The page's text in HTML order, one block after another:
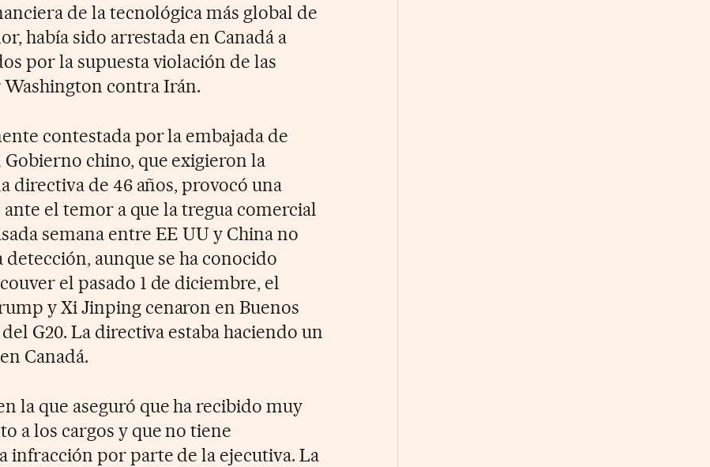
de la tecnológica más global de
había sido arrestada en Canadá a
por la supuesta violación de las
contra Irán.
contestada por la embajada de
chino, que exigieron la
directiva de 46 años, provocó una
el temor a que la tregua comercial
semana entre EE UU y China no
aunque se ha conocido
el pasado 1 de diciembre, el
y Xi Jinping cenaron en Buenos
G20. La directiva estaba haciendo un
Canadá.
la que aseguró que ha recibido muy
a los cargos y que no tiene
infracción por parte de la ejecutiva. La